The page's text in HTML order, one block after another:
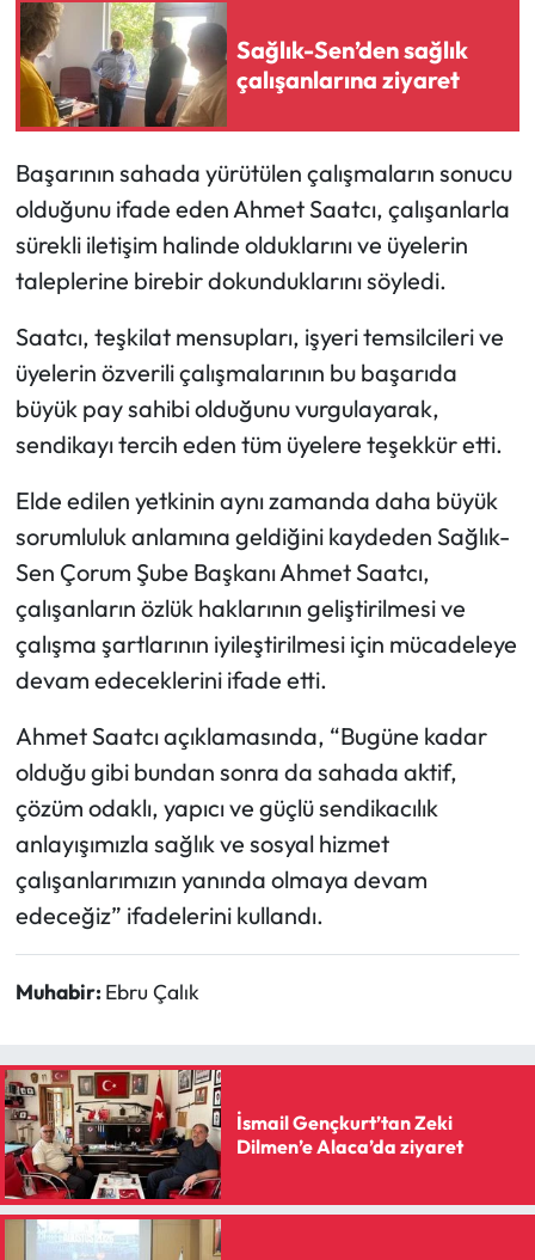
Sağlık-Sen’den sağlık
çalışanlarına ziyaret
Başarının sahada yürütülen çalışmaların sonucu
olduğunu ifade eden Ahmet Saatcı, çalışanlarla
sürekli iletişim halinde olduklarını ve üyelerin
taleplerine birebir dokunduklarını söyledi.
Saatcı, teşkilat mensupları, işyeri temsilcileri ve
üyelerin özverili çalışmalarının bu başarıda
büyük pay sahibi olduğunu vurgulayarak,
sendikayı tercih eden tüm üyelere teşekkür etti.
Elde edilen yetkinin aynı zamanda daha büyük
sorumluluk anlamına geldiğini kaydeden Sağlık-
Sen Çorum Şube Başkanı Ahmet Saatcı,
çalışanların özlük haklarının geliştirilmesi ve
çalışma şartlarının iyileştirilmesi için mücadeleye
devam edeceklerini ifade etti.
Ahmet Saatcı açıklamasında, “Bugüne kadar
olduğu gibi bundan sonra da sahada aktif,
çözüm odaklı, yapıcı ve güçlü sendikacılık
anlayışımızla sağlık ve sosyal hizmet
çalışanlarımızın yanında olmaya devam
edeceğiz” ifadelerini kullandı.
Muhabir: Ebru Çalık
İsmail Gençkurt’tan Zeki
Dilmen’e Alaca’da ziyaret
Resmi İlan
Resmi Reklam
Sağlık
Siyaset
Spor
Turizm
Uğurludağ Haberleri
Yaşam
Yayla Haber
Yemek Tarifleri
Yerel Haberler